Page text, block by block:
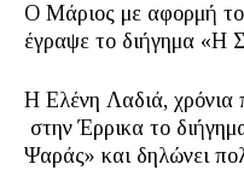
Ο Μάριος με αφορμή
έγραψε το διήγημα «Η
Η Ελένη Λαδιά, χρόνια
στην Έρρικα το
Ψαράς» και δηλώνει